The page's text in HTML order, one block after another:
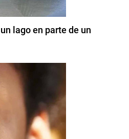
lago en parte de un